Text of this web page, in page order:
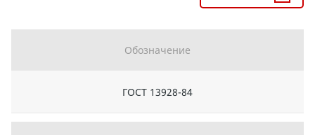
Обозначение
ГОСТ 13928-84